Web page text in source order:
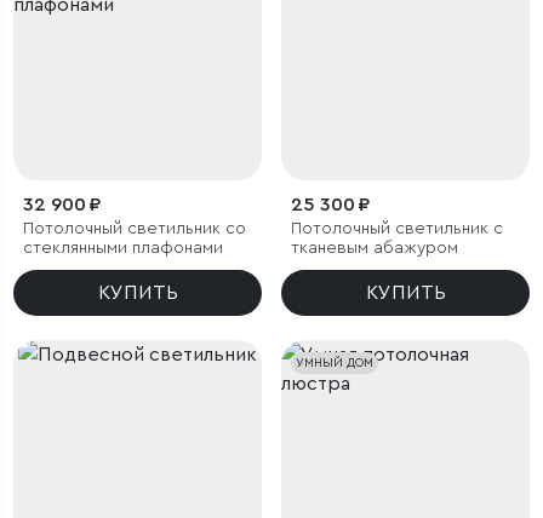
32 900 ₽
Потолочный светильник со
стеклянными плафонами
КУПИТЬ
25 300 ₽
Потолочный светильник с
тканевым абажуром
КУПИТЬ
УМНЫЙ ДОМ